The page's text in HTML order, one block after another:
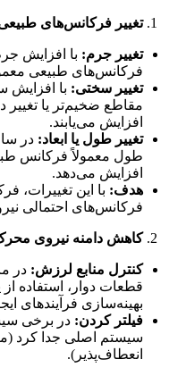
تغییر فرکانس‌های
تغییر جرم: با افزایش
فرکانس‌های طبیعی
تغییر سختی: با افزایش
مقاطع ضخیم‌تر یا
افزایش می‌یابند.
تغییر طول یا ابعاد: در
طول معمولاً فرکانس
افزایش می‌دهد.
هدف: با این تغییرات،
فرکانس‌های احتمالی
کاهش دامنه نیروی
کنترل منابع لرزش: در
قطعات دوار، استفاده
بهینه‌سازی فرآیندهای
فیلتر کردن: در برخی
سیستم اصلی جدا کرد
انعطاف‌پذیر).